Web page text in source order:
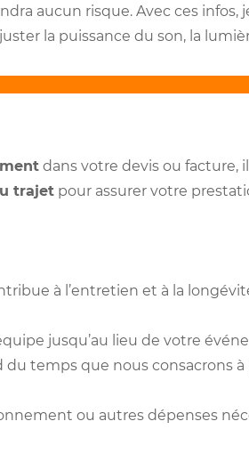
aucun risque. Avec ces infos,
la puissance du son, la
dans votre devis ou facture,
trajet pour assurer votre
à l’entretien et à la
jusqu’au lieu de votre
temps que nous consacrons
ou autres dépenses